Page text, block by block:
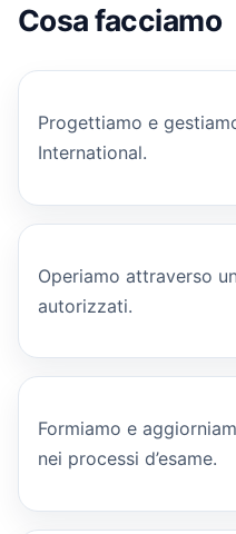
Cosa facciamo
Progettiamo e
International.
Operiamo attraverso
autorizzati.
Formiamo e
nei processi d’esame.